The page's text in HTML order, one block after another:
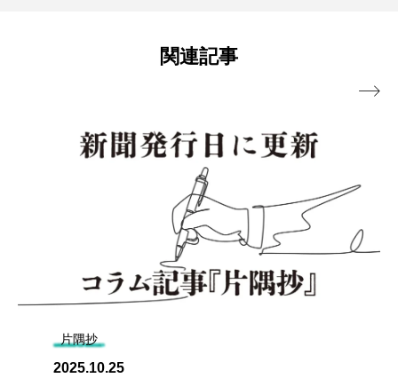
関連記事
片隅抄
2025.10.25
